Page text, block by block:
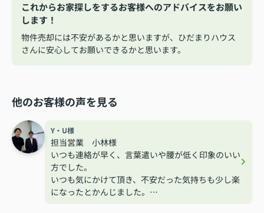
これからお家探しをするお客様へのアドバイスをお願い
します！
物件売却には不安があるかと思いますが、ひだまりハウス
さんに安心してお願いできるかと思います。
他のお客様の声を見る
Y・U様
担当営業 小林様
いつも連絡が早く、言葉遣いや腰が低く印象のいい
方でした。
いつも気にかけて頂き、不安だった気持ちも少し楽
になったとかんじました。